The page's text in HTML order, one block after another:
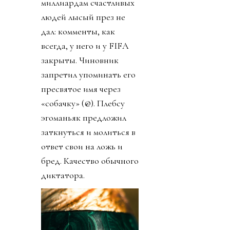
миллиардам счастливых
людей лысый през не
дал: комменты, как
всегда, у него и у FIFA
закрыты. Чиновник
запретил упоминать его
пресвятое имя через
«собачку» (@). Плебсу
эгоманьяк предложил
заткнуться и молиться в
ответ свои на ложь и
бред. Качество обычного
диктатора.